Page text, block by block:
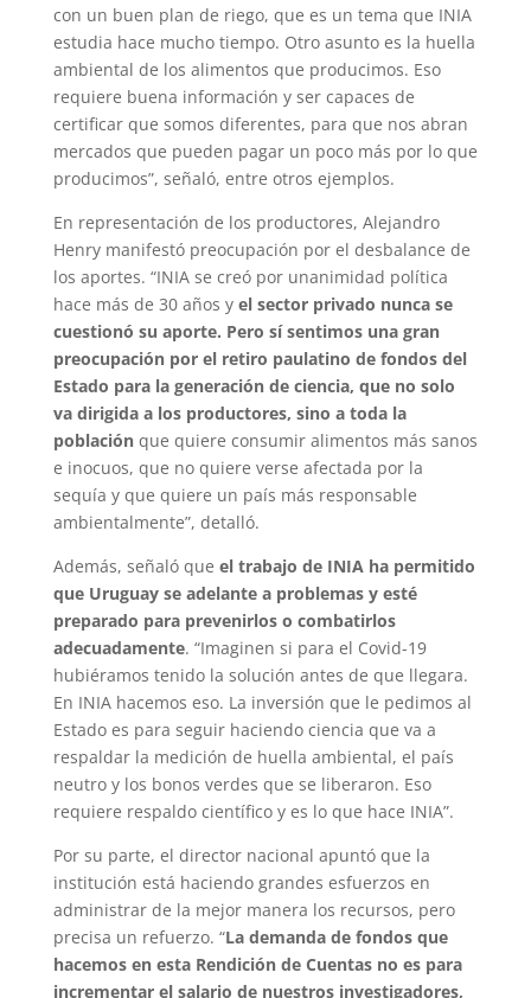
con un buen plan de riego, que es un tema que INIA
estudia hace mucho tiempo. Otro asunto es la huella
ambiental de los alimentos que producimos. Eso
requiere buena información y ser capaces de
certificar que somos diferentes, para que nos abran
mercados que pueden pagar un poco más por lo que
producimos”, señaló, entre otros ejemplos.
En representación de los productores, Alejandro
Henry manifestó preocupación por el desbalance de
los aportes. “INIA se creó por unanimidad política
hace más de 30 años y el sector privado nunca se
cuestionó su aporte. Pero sí sentimos una gran
preocupación por el retiro paulatino de fondos del
Estado para la generación de ciencia, que no solo
va dirigida a los productores, sino a toda la
poblaciónque quiere consumir alimentos más sanos
e inocuos, que no quiere verse afectada por la
sequía y que quiere un país más responsable
ambientalmente”, detalló.
Además, señaló que el trabajo de INIA ha permitido
que Uruguay se adelante a problemas y esté
preparado para prevenirlos o combatirlos
adecuadamente. “Imaginen si para el Covid-19
hubiéramos tenido la solución antes de que llegara.
En INIA hacemos eso. La inversión que le pedimos al
Estado es para seguir haciendo ciencia que va a
respaldar la medición de huella ambiental, el país
neutro y los bonos verdes que se liberaron. Eso
requiere respaldo científico y es lo que hace INIA”.
Por su parte, el director nacional apuntó que la
institución está haciendo grandes esfuerzos en
administrar de la mejor manera los recursos, pero
precisa un refuerzo. “La demanda de fondos que
hacemos en esta Rendición de Cuentas no es para
incrementar el salario de nuestros investigadores,